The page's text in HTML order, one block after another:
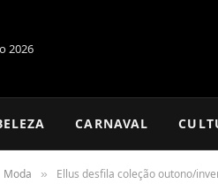
2026
CARNAVAL
Moda » Ellus desfila coleção outono/